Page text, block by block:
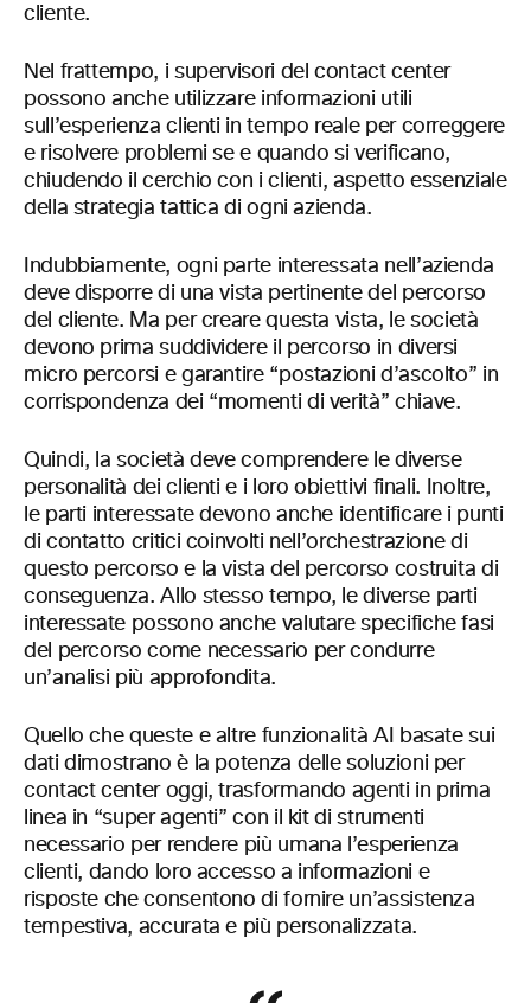
cliente.
Nel frattempo, i supervisori del contact center
possono anche utilizzare informazioni utili
sull’esperienza clienti in tempo reale per correggere
e risolvere problemi se e quando si verificano,
chiudendo il cerchio con i clienti, aspetto essenziale
della strategia tattica di ogni azienda.
Indubbiamente, ogni parte interessata nell’azienda
deve disporre di una vista pertinente del percorso
del cliente. Ma per creare questa vista, le società
devono prima suddividere il percorso in diversi
micro percorsi e garantire “postazioni d’ascolto” in
corrispondenza dei “momenti di verità” chiave.
Quindi, la società deve comprendere le diverse
personalità dei clienti e i loro obiettivi finali. Inoltre,
le parti interessate devono anche identificare i punti
di contatto critici coinvolti nell’orchestrazione di
questo percorso e la vista del percorso costruita di
conseguenza. Allo stesso tempo, le diverse parti
interessate possono anche valutare specifiche fasi
del percorso come necessario per condurre
un’analisi più approfondita.
Quello che queste e altre funzionalità AI basate sui
dati dimostrano è la potenza delle soluzioni per
contact center oggi, trasformando agenti in prima
linea in “super agenti” con il kit di strumenti
necessario per rendere più umana l’esperienza
clienti, dando loro accesso a informazioni e
risposte che consentono di fornire un’assistenza
tempestiva, accurata e più personalizzata.